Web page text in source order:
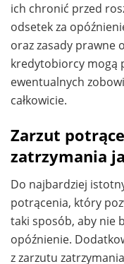
ich chronić przed
odsetek za
oraz zasady prawne
kredytobiorcy mogą
ewentualnych
całkowicie.
Zarzut
zatrzymania
Do najbardziej
potrącenia, który
taki sposób, aby nie
opóźnienie.
z zarzutu